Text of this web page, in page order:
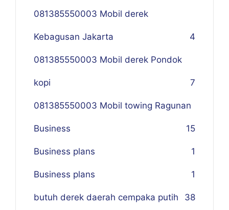
081385550003 Mobil derek
Kebagusan Jakarta 4
081385550003 Mobil derek Pondok
kopi 7
081385550003 Mobil towing Ragunan
5
Business 1
Business plans 1
Business plans 1
butuh derek daerah cempaka putih 38